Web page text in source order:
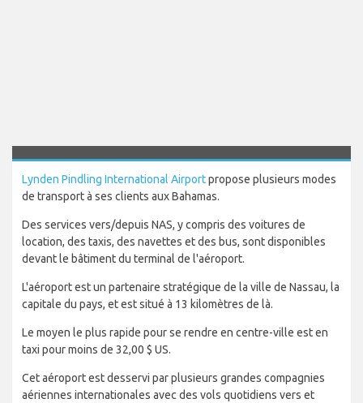
Lynden Pindling International Airportpropose plusieurs modes
de transport à ses clients aux Bahamas.
Des services vers/depuis NAS, y compris des voitures de
location, des taxis, des navettes et des bus, sont disponibles
devant le bâtiment du terminal de l'aéroport.
L'aéroport est un partenaire stratégique de la ville de Nassau, la
capitale du pays, et est situé à 13 kilomètres de là.
Le moyen le plus rapide pour se rendre en centre-ville est en
taxi pour moins de 32,00 $ US.
Cet aéroport est desservi par plusieurs grandes compagnies
aériennes internationales avec des vols quotidiens vers et